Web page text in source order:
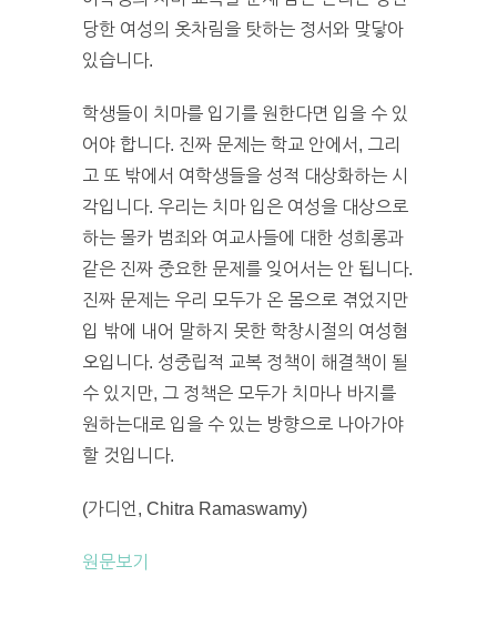
당한 여성의 옷차림을 탓하는 정서와 맞닿아
있습니다.
학생들이 치마를 입기를 원한다면 입을 수 있
어야 합니다. 진짜 문제는 학교 안에서, 그리
고 또 밖에서 여학생들을 성적 대상화하는 시
각입니다. 우리는 치마 입은 여성을 대상으로
하는 몰카 범죄와 여교사들에 대한 성희롱과
같은 진짜 중요한 문제를 잊어서는 안 됩니다.
진짜 문제는 우리 모두가 온 몸으로 겪었지만
입 밖에 내어 말하지 못한 학창시절의 여성혐
오입니다. 성중립적 교복 정책이 해결책이 될
수 있지만, 그 정책은 모두가 치마나 바지를
원하는대로 입을 수 있는 방향으로 나아가야
할 것입니다.
(가디언, Chitra Ramaswamy)
원문보기